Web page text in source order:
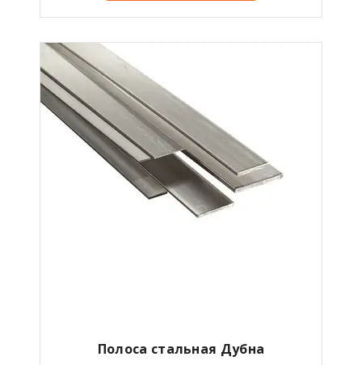
Полоса стальная Дубна